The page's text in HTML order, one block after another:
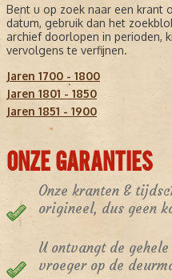
Bent u op zoek naar een krant
datum, gebruik dan het
archief doorlopen in perioden,
vervolgens te verfijnen.
Jaren 1700 - 1800
Jaren 1801 - 1850
Jaren 1851 - 1900
ONZE GARANTIES
Onze kranten &
origineel, dus geen
U ontvangt de
vroeger op de